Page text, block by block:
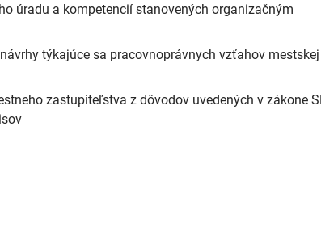
úradu a kompetencií stanovených organizačným
týkajúce sa pracovnoprávnych vzťahov mestskej
zastupiteľstva z dôvodov uvedených v zákone